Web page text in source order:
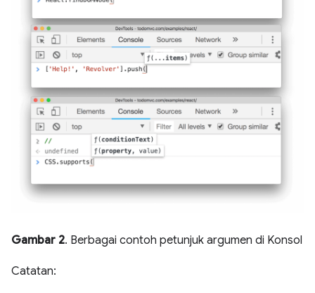
Gambar 2. Berbagai contoh petunjuk argumen di Konsol
Catatan: